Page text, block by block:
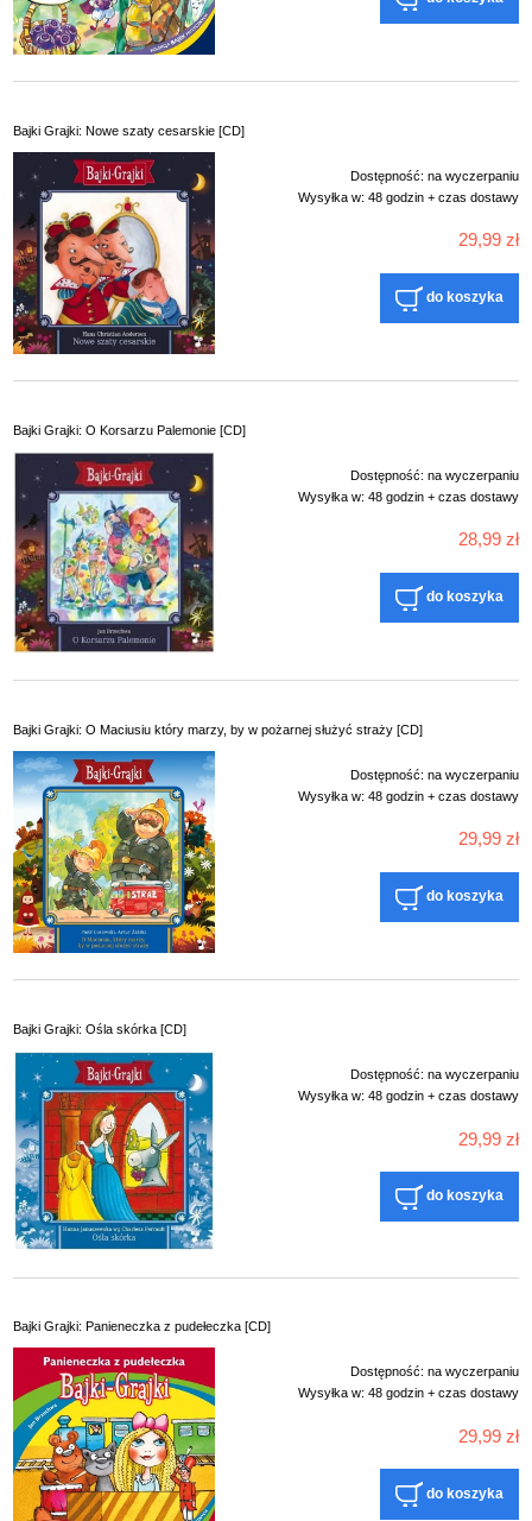
Bajki Grajki: Nowe szaty cesarskie [CD]
Dostępność: na wyczerpaniu
Wysyłka w: 48 godzin + czas dostawy
29,99 zł
do koszyka
Bajki Grajki: O Korsarzu Palemonie [CD]
Dostępność: na wyczerpaniu
Wysyłka w: 48 godzin + czas dostawy
28,99 zł
do koszyka
Bajki Grajki: O Maciusiu który marzy, by w pożarnej służyć straży [CD]
Dostępność: na wyczerpaniu
Wysyłka w: 48 godzin + czas dostawy
29,99 zł
do koszyka
Bajki Grajki: Ośla skórka [CD]
Dostępność: na wyczerpaniu
Wysyłka w: 48 godzin + czas dostawy
29,99 zł
do koszyka
Bajki Grajki: Panieneczka z pudełeczka [CD]
Dostępność: na wyczerpaniu
Wysyłka w: 48 godzin + czas dostawy
29,99 zł
do koszyka